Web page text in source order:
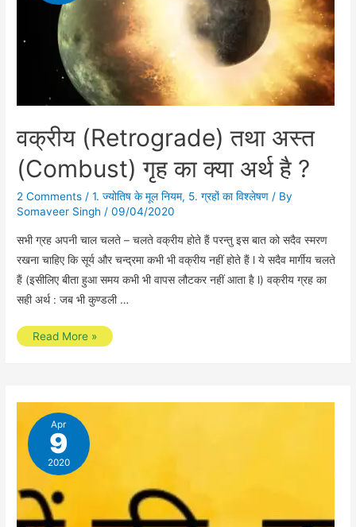
वक्रीय (Retrograde) तथा अस्त
(Combust) गृह का क्या अर्थ है ?
2 Comments /1. ज्योतिष के मूल नियम, 5. ग्रहों का विश्लेषण / By
Somaveer Singh /09/04/2020
सभी ग्रह अपनी चाल चलते – चलते वक्रीय होते हैं परन्तु इस बात को सदैव स्मरण
रखना चाहिए कि सूर्य और चन्द्रमा कभी भी वक्रीय नहीं होते हैं l ये सदैव मार्गीय चलते
हैं (इसीलिए बीता हुआ समय कभी भी वापस लौटकर नहीं आता है l) वक्रीय ग्रह का
सही अर्थ : जब भी कुण्डली …
वक्रीय
(Combust)
क्या
अर्थ
है
Read More »
Apr
9
2020